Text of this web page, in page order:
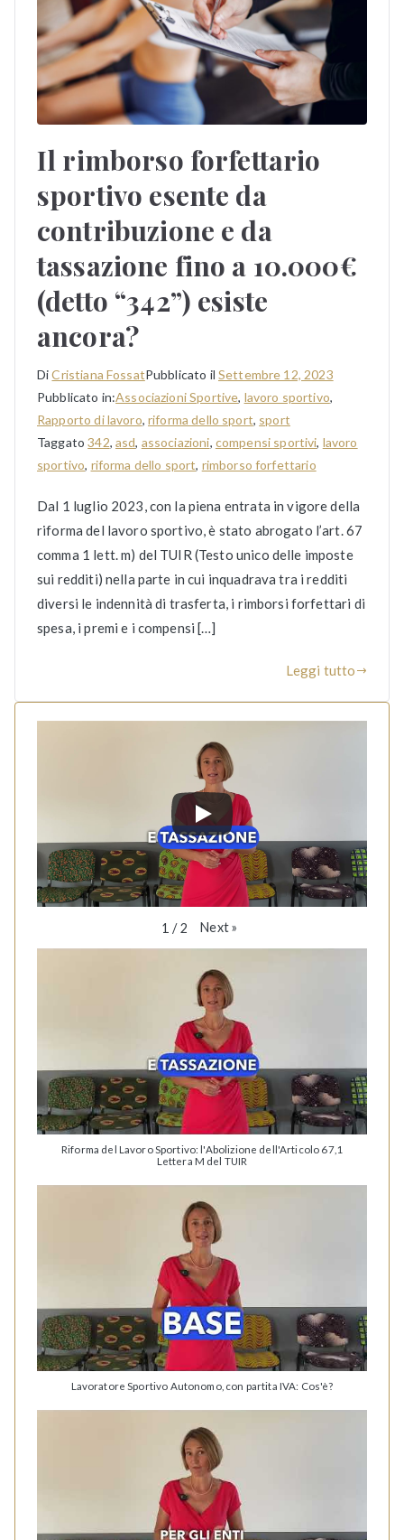
Il rimborso forfettario
sportivo esente da
contribuzione e da
tassazione fino a 10.000€
(detto “342”) esiste
ancora?
DiCristiana FossatPubblicato il Settembre 12, 2023
Pubblicato in:Associazioni Sportive, lavoro sportivo,
Rapporto di lavoro,riforma dello sport, sport
Taggato342, asd, associazioni, compensi sportivi, lavoro
sportivo, riforma dello sport, rimborso forfettario
Dal 1 luglio 2023, con la piena entrata in vigore della
riforma del lavoro sportivo, è stato abrogato l’art. 67
comma 1 lett. m) del TUIR (Testo unico delle imposte
sui redditi) nella parte in cui inquadrava tra i redditi
diversi le indennità di trasferta, i rimborsi forfettari di
spesa, i premi e i compensi […]
Leggi tutto
1 / 2 Next»
Riforma del Lavoro Sportivo: l'Abolizione dell'Articolo 67,1
Lettera M del TUIR
Lavoratore Sportivo Autonomo, con partita IVA: Cos'è?